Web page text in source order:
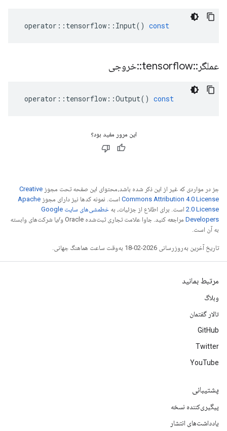
operator :: tensorflow :: Input() const
عملگر ::
tensorflow
::خروجی
operator :: tensorflow ::Output() const
این مرور مفید بود؟
جز در مواردی که غیر از این ذکر شده باشد،‌محتوای این صفحه تحت مجوز Creative
Commons Attribution 4.0 License است. نمونه کدها نیز دارای مجوز Apache
2.0 License است. برای اطلاع از جزئیات، به
خطمشی‌های سایت Google
Developers‏
مراجعه کنید. جاوا علامت تجاری ثبت‌شده Oracle و/یا شرکت‌های وابسته
به آن است.
تاریخ آخرین به‌روزرسانی 2026-02-18 به‌وقت ساعت هماهنگ جهانی.
مرتبط بمانید
وبلاگ
تالار گفتمان
GitHub
Twitter
YouTube
پشتیبانی
پیگیری‌کننده نسخه
یادداشت‌های انتشار